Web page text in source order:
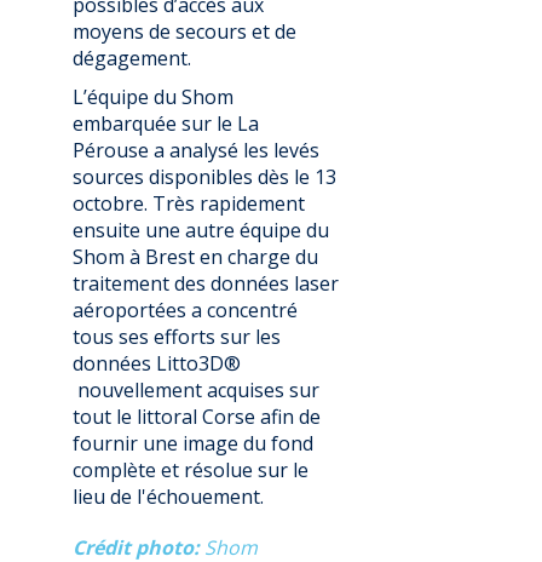
moyens de secours et de
dégagement.
L’équipe du Shom
embarquée sur le La
Pérouse a analysé les levés
sources disponibles dès le 13
octobre. Très rapidement
ensuite une autre équipe du
Shom à Brest en charge du
traitement des données laser
aéroportées a concentré
tous ses efforts sur les
données Litto3D®
nouvellement acquises sur
tout le littoral Corse afin de
fournir une image du fond
complète et résolue sur le
lieu de l'échouement.
Crédit photo Shom